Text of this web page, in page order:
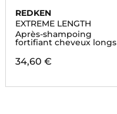
REDKEN
EXTREME LENGTH
Après-shampoing
fortifiant cheveux longs
34,60 €